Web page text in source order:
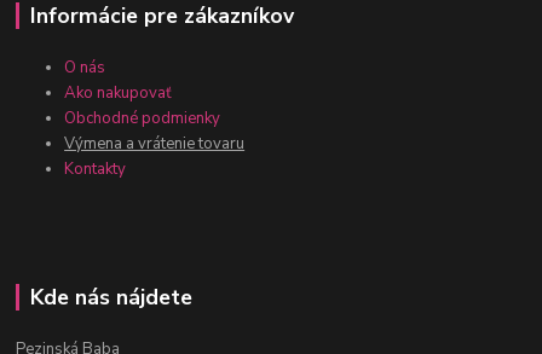
Informácie pre zákazníkov
O nás
Ako nakupovať
Obchodné podmienky
Výmena a vrátenie tovaru
Kontakty
Kde nás nájdete
Pezinská Baba